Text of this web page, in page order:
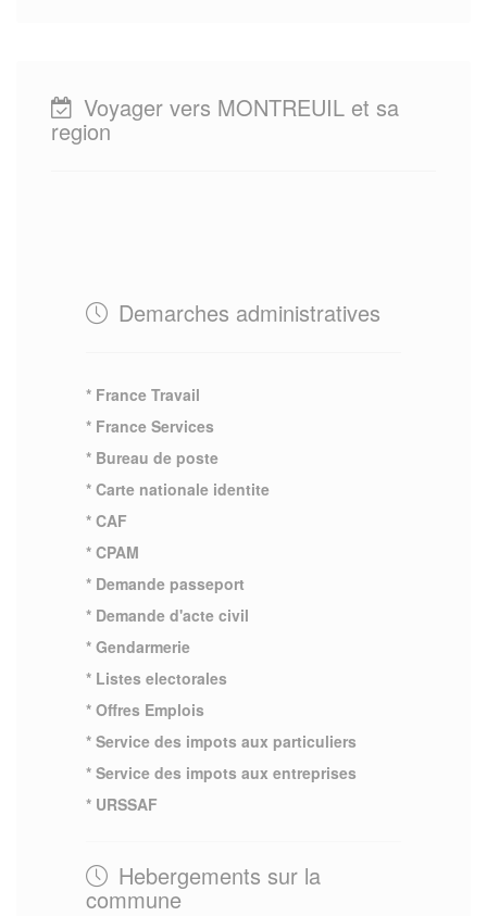
Voyager vers MONTREUIL et sa
region
Demarches administratives
* France Travail
* France Services
* Bureau de poste
* Carte nationale identite
* CAF
* CPAM
* Demande passeport
* Demande d'acte civil
* Gendarmerie
* Listes electorales
* Offres Emplois
* Service des impots aux particuliers
* Service des impots aux entreprises
* URSSAF
Hebergements sur la
commune